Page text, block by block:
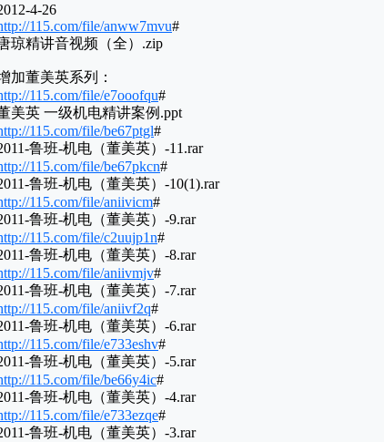
4-26
115.com/file/anww7mvu#
琼精讲音视频（全）.zip
加董美英系列：
115.com/file/e7ooofqu#
美英 一级机电精讲案例.ppt
115.com/file/be67ptgl#
鲁班-机电（董美英）-11.rar
115.com/file/be67pkcn#
鲁班-机电（董美英）-10(1).rar
115.com/file/aniivicm#
鲁班-机电（董美英）-9.rar
115.com/file/c2uujp1n#
鲁班-机电（董美英）-8.rar
115.com/file/aniivmjv#
鲁班-机电（董美英）-7.rar
115.com/file/aniivf2q#
鲁班-机电（董美英）-6.rar
115.com/file/e733eshv#
鲁班-机电（董美英）-5.rar
115.com/file/be66y4ic#
鲁班-机电（董美英）-4.rar
115.com/file/e733ezqe#
鲁班-机电（董美英）-3.rar